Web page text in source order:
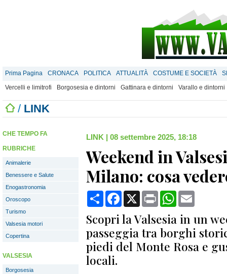
Prima Pagina CRONACA POLITICA ATTUALITÀ COSTUME E SOCIETÀ
Vercelli e limitrofi
Borgosesia e dintorni Gattinara e dintorni Varallo e dintorni
/ LINK
CHE TEMPO FA
RUBRICHE
Animalerie
Benessere e Salute
Enogastronomia
Oroscopo
Turismo
Valsesia motori
Copertina
VALSESIA
Borgosesia
LINK | 08 settembre 2025, 18:18
Weekend in
Milano: cosa
CondividiFacebook
X Print WhatsApp
Scopri la Valsesia in un
passeggia tra borghi
piedi del Monte Rosa e
locali.